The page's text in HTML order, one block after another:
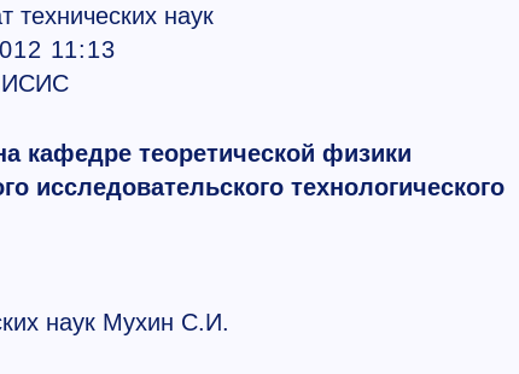
технических наук
11:13
кафедре теоретической физики
исследовательского технологического
наук Мухин С.И.